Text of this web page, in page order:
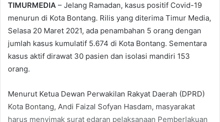
TIMURMEDIA – Jelang Ramadan, kasus positif Covid-19
menurun di Kota Bontang. Rilis yang diterima Timur Media,
Selasa 20 Maret 2021, ada penambahan 5 orang dengan
jumlah kasus kumulatif 5.674 di Kota Bontang. Sementara
kasus aktif dirawat 30 pasien dan isolasi mandiri 153
orang.
Menurut Ketua Dewan Perwakilan Rakyat Daerah (DPRD)
Kota Bontang, Andi Faizal Sofyan Hasdam, masyarakat
harus menyimak surat edaran pelaksanaan Pemberlakuan